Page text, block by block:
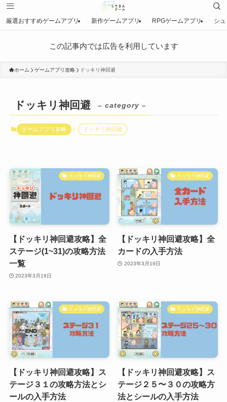
厳選おすすめゲームアプリ 新作ゲームアプリ RPGゲームアプリ シ
この記事内では広告を利用しています
ホーム ゲームアプリ攻略 ドッキリ神回避
ドッキリ神回避 – category –
ゲームアプリ攻略 ドッキリ神回避
ドッキリ神回避
【ドッキリ神回避攻略】全
ステージ(1~31)の攻略方法
一覧
2023年3月19日
ドッキリ神回避
【ドッキリ神回避攻略】全
カードの入手方法
2023年3月19日
ドッキリ神回避
【ドッキリ神回避攻略】ス
テージ３１の攻略方法とシ
ールの入手方法
ドッキリ神回避
【ドッキリ神回避攻略】ス
テージ２５〜３０の攻略方
法とシールの入手方法